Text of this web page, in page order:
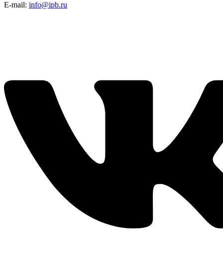
E-mail: info@ipb.ru